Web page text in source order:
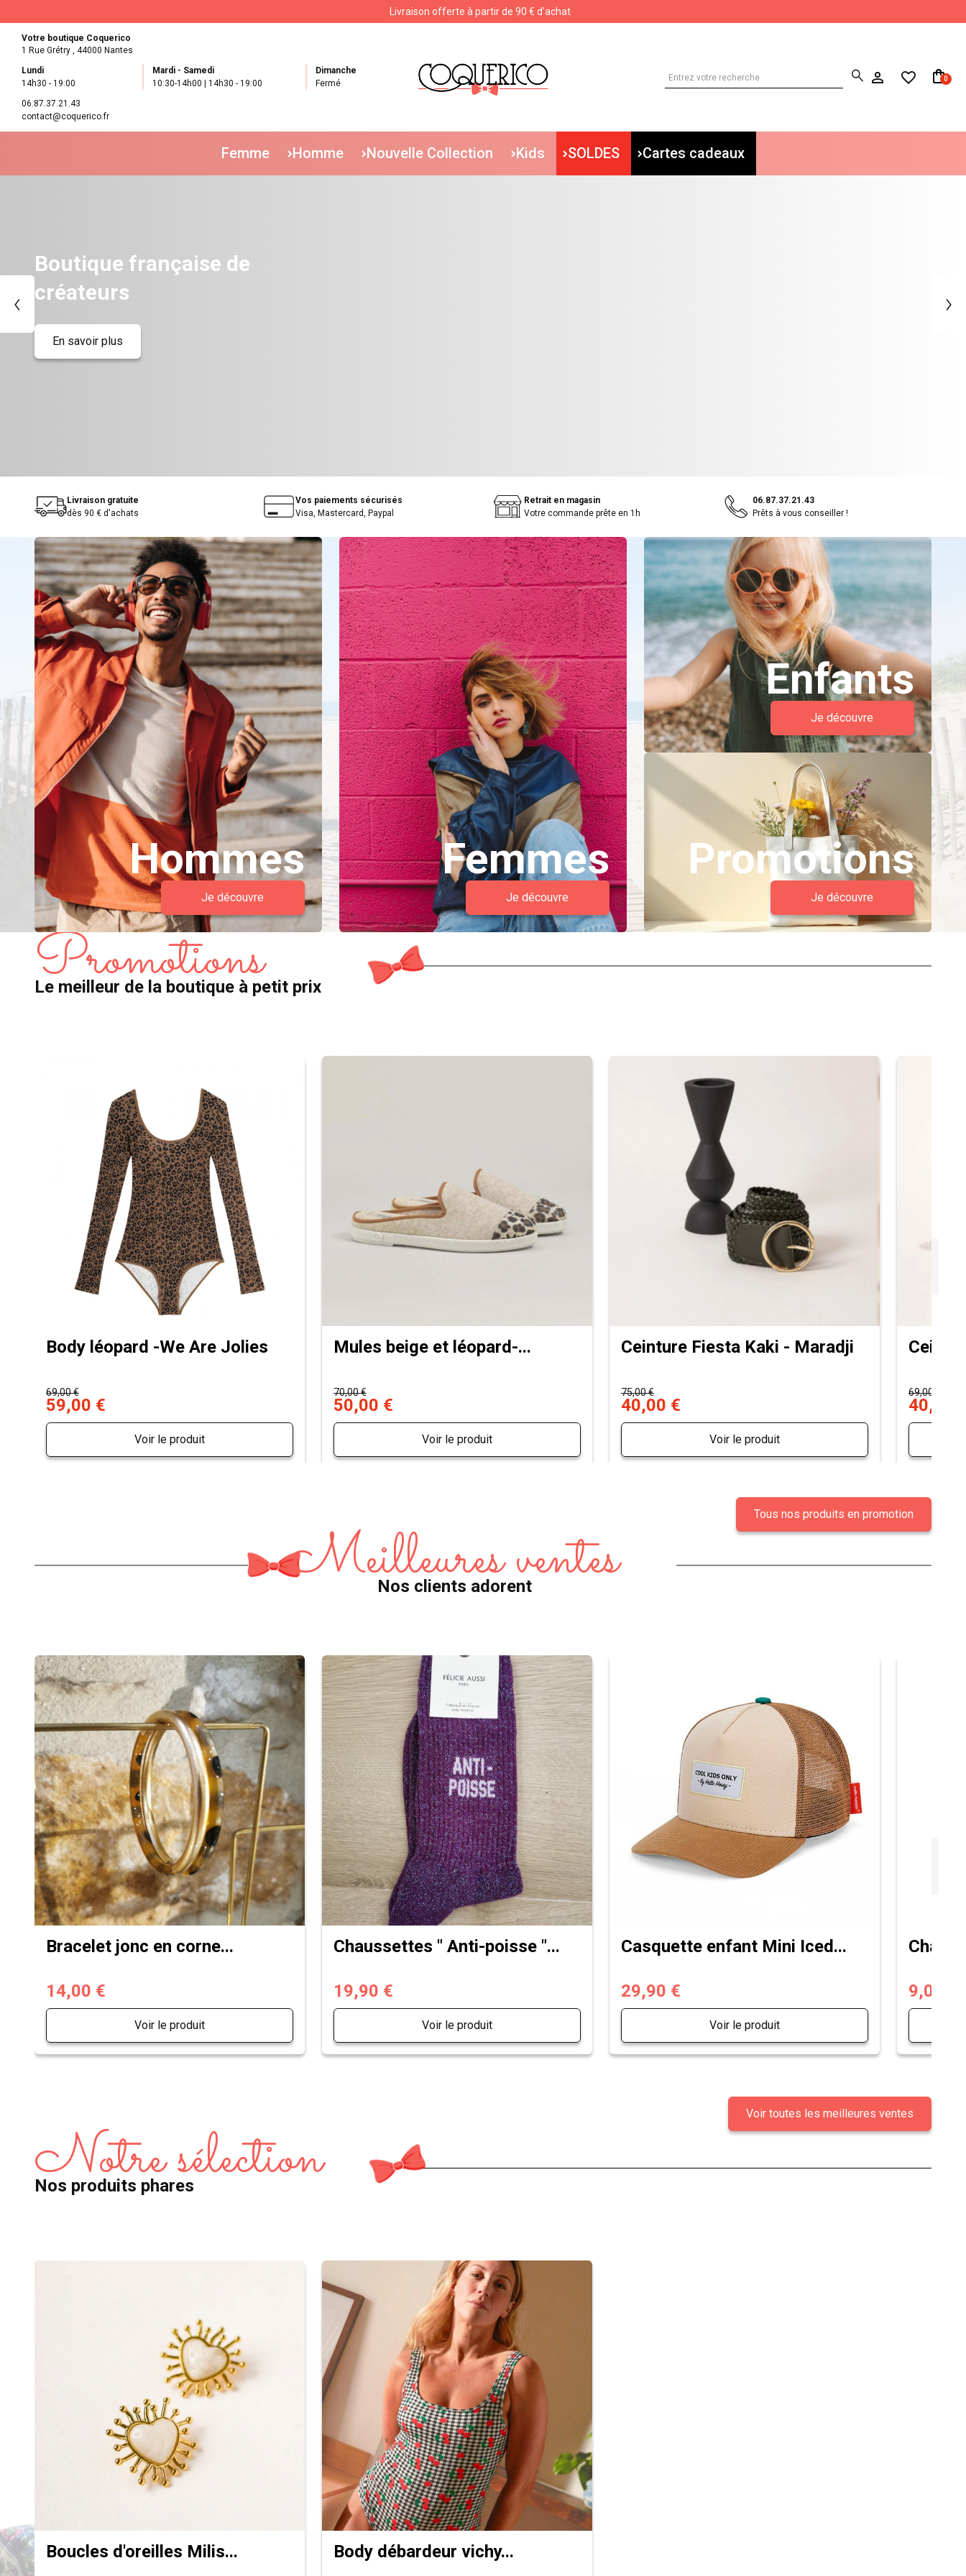
Livraison offerte à partir de 90 € d'achat
Votre boutique Coquerico
1 Rue Grétry , 44000 Nantes
Lundi
14h30 - 19:00
Mardi - Samedi
10:30-14h00 | 14h30 - 19:00
Dimanche
Fermé
06.87.37.21.43
contact@coquerico.fr
0
Femme Homme Nouvelle Collection Kids SOLDES Cartes cadeaux
Découvrez la collection plein
été !
En savoir plus
Livraison gratuite
dès 90 € d'achats
Vos paiements sécurisés
Visa, Mastercard, Paypal
Retrait en magasin
Votre commande prête en 1h
06.87.37.21.43
Prêts à vous conseiller !
Hommes
Je découvre
Femmes
Je découvre
Enfants
Je découvre
Promotions
Je découvre
Promotions
Le meilleur de la boutique à petit prix
Body léopard -We Are Jolies
69,00 €
59,00 €
Voir le produit
Mules beige et léopard-...
70,00 €
50,00 €
Voir le produit
Ceinture Fiesta Kaki - Maradji
75,00 €
40,00 €
Voir le produit
69,00 €
40,00
Tous nos produits en promotion
Meilleures ventes
Nos clients adorent
Bracelet jonc en corne...
14,00 €
Voir le produit
Chaussettes " Anti-poisse "...
19,90 €
Voir le produit
Casquette enfant Mini Iced...
29,90 €
Voir le produit
9,00 €
Voir toutes les meilleures ventes
Notre sélection
Nos produits phares
Boucles d'oreilles Milis... Body débardeur vichy...